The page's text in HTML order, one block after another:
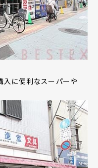
入に便利なスーパーや